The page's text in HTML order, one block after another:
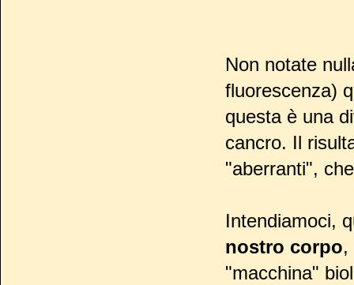
Non notate
fluorescenza)
questa è una
cancro. Il
"aberranti",
Intendiamoci,
nostro corpo,
"macchina"